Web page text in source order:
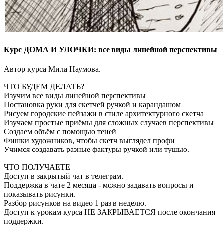
Курс ДОМА И УЛОЧКИ: все виды линейной перспективы
Автор курса Мила Наумова.
ЧТО БУДЕМ ДЕЛАТЬ?
Изучим все виды линейной перспективы
Постановка руки для скетчей ручкой и карандашом
Рисуем городские пейзажи в стиле архитектурного скетча
Изучаем простые приёмы для сложных случаев перспективы
Создаем объём с помощью теней
Фишки художников, чтобы скетч выглядел профи
Учимся создавать разные фактуры ручкой или тушью.
ЧТО ПОЛУЧАЕТЕ
Доступ в закрытый чат в телеграм.
Поддержка в чате 2 месяца - можно задавать вопросы и
показывать рисунки.
Разбор рисунков на видео 1 раз в неделю.
Доступ к урокам курса НЕ ЗАКРЫВАЕТСЯ после окончания
поддержки.